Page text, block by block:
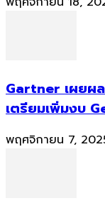
Gartner เผยผ
เตรียมเพิ่มงบ
พฤศจิกายน 7,